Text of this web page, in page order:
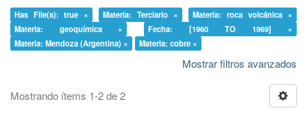
Has File(s): true × Materia: Terciario ×
Materia: roca volcánica ×
Materia: geoquímica ×
Fecha: [1960 TO 1969] ×
Materia: Mendoza (Argentina) ×
Materia: cobre ×
Mostrar filtros avanzados
Mostrando ítems 1-2 de 2